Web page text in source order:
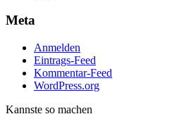
Meta
Anmelden
Eintrags-Feed
Kommentar-Feed
WordPress.org
Kannste so machen